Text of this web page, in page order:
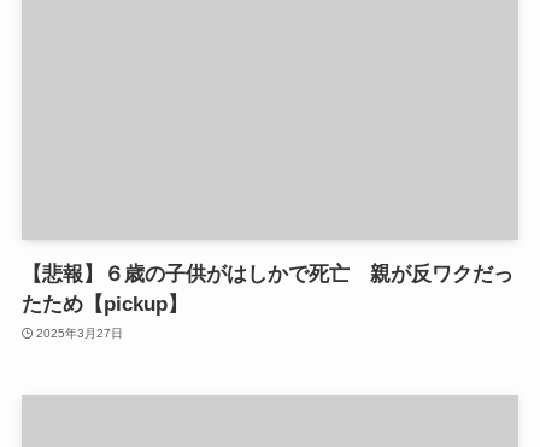
【悲報】６歳の子供がはしかで死亡 親が反ワクだっ
たため【pickup】
2025年3月27日